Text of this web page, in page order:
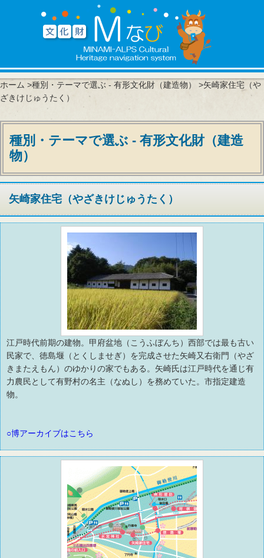
ホーム >種別・テーマで選ぶ - 有形文化財（建造物）
>矢崎家住宅（や
ざきけじゅうたく）
種別・テーマで選ぶ - 有形文化財（建造
物）
矢崎家住宅（やざきけじゅうたく）
江戸時代前期の建物。甲府盆地（こうふぼんち）西部では最も古い
民家で、徳島堰（とくしませぎ）を完成させた矢崎又右衛門（やざ
きまたえもん）のゆかりの家でもある。矢崎氏は江戸時代を通じ有
力農民として有野村の名主（なぬし）を務めていた。市指定建造
物。
○博アーカイブはこちら